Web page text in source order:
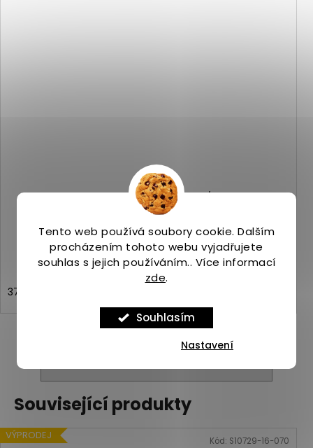
Tento web používá soubory cookie. Dalším
procházením tohoto webu vyjadřujete
souhlas s jejich používáním.. Více informací
zde.
Souhlasím
Nastavení
Merrell MORPHLITE cornflower/pear
Skladem(>5 ks)
2 239 Kč
37,5
Související produkty
VÝPRODEJ Kód: S10729-16-070